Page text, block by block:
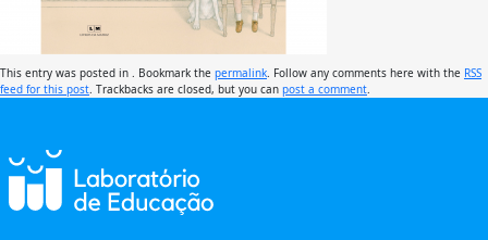
This entry was posted in . Bookmark the permalink . Follow any comments here with the RSS
feed for this post . Trackbacks are closed, but you can post a comment